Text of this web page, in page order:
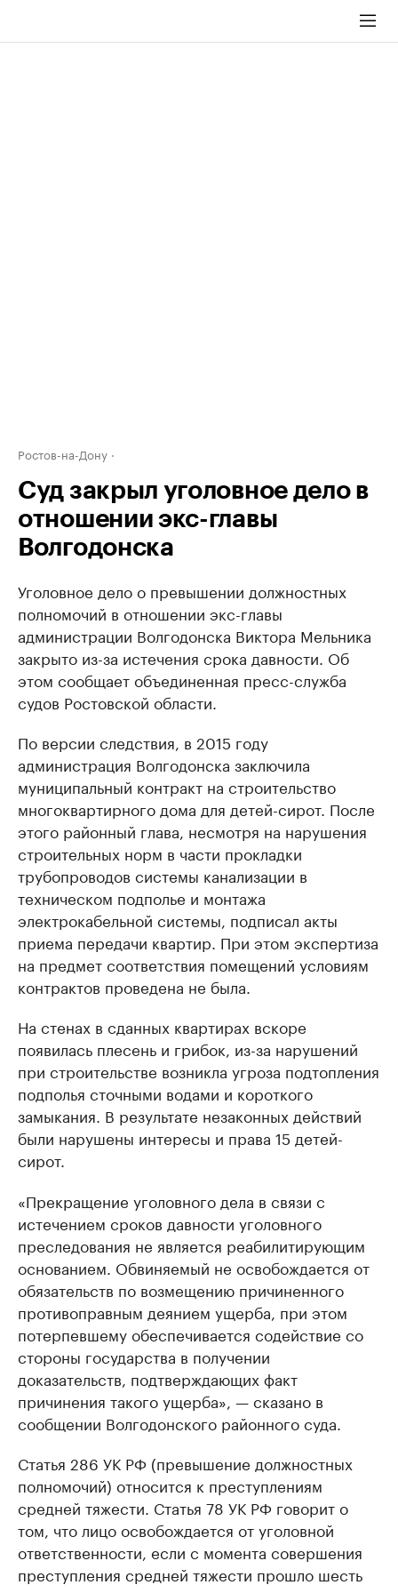
Ростов-на-Дону
Суд закрыл уголовное дело в
отношении экс-главы
Волгодонска
Уголовное дело о превышении должностных
полномочий в отношении экс-главы
администрации Волгодонска Виктора Мельника
закрыто из-за истечения срока давности. Об
этом сообщает объединенная пресс-служба
судов Ростовской области.
По версии следствия, в 2015 году
администрация Волгодонска заключила
муниципальный контракт на строительство
многоквартирного дома для детей-сирот. После
этого районный глава, несмотря на нарушения
строительных норм в части прокладки
трубопроводов системы канализации в
техническом подполье и монтажа
электрокабельной системы, подписал акты
приема передачи квартир. При этом экспертиза
на предмет соответствия помещений условиям
контрактов проведена не была.
На стенах в сданных квартирах вскоре
появилась плесень и грибок, из-за нарушений
при строительстве возникла угроза подтопления
подполья сточными водами и короткого
замыкания. В результате незаконных действий
были нарушены интересы и права 15 детей-
сирот.
«Прекращение уголовного дела в связи с
истечением сроков давности уголовного
преследования не является реабилитирующим
основанием. Обвиняемый не освобождается от
обязательств по возмещению причиненного
противоправным деянием ущерба, при этом
потерпевшему обеспечивается содействие со
стороны государства в получении
доказательств, подтверждающих факт
причинения такого ущерба», — сказано в
сообщении Волгодонского районного суда.
Статья 286 УК РФ (превышение должностных
полномочий) относится к преступлениям
средней тяжести. Статья 78 УК РФ говорит о
том, что лицо освобождается от уголовной
ответственности, если с момента совершения
преступления средней тяжести прошло шесть